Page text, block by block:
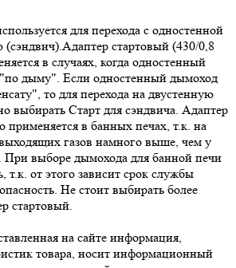
для перехода с одностенной
стартовый (430/0,8
в случаях, когда одностенный
"по дыму". Если одностенный дымоход
то для перехода на двустенную
выбирать Старт для сэндвича. Адаптер
применяется в банных печах, т.к. на
газов намного выше, чем у
При выборе дымохода для банной печи
т.к. от этого зависит срок службы
Не стоит выбирать более
стартовый.
на сайте информация,
товара, носит информационный